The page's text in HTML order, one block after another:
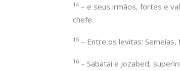
14 – e seus irmãos, fortes e
chefe.
15 – Entre os levitas:
16 – Sabatai e Jozabed,